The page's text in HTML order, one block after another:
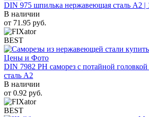
DIN 975 шпилька нержавеющая сталь A2 |
В наличии
от 71.95 руб.
BEST
DIN 7982 PH саморез с потайной
сталь A2
В наличии
от 0.92 руб.
BEST